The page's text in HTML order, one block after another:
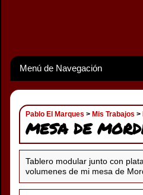
Menú de Navegación
Pablo El Marques > Mis Trabajos >
MESA DE
Tablero modular junto con
volumenes de mi mesa de